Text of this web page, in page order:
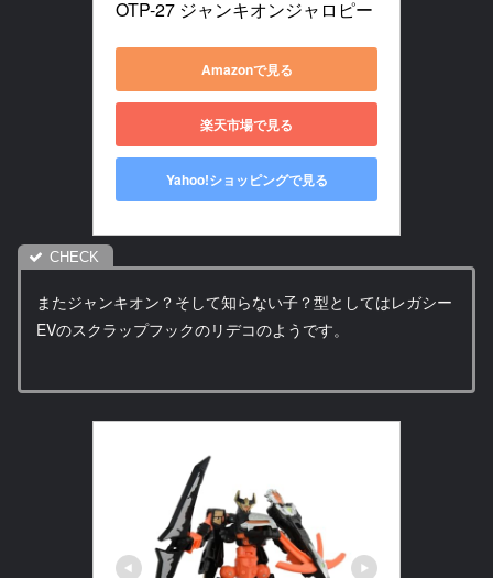
OTP-27 ジャンキオンジャロピー
Amazonで見る
楽天市場で見る
Yahoo!ショッピングで見る
またジャンキオン？そして知らない子？型としてはレガシー
EVのスクラップフックのリデコのようです。